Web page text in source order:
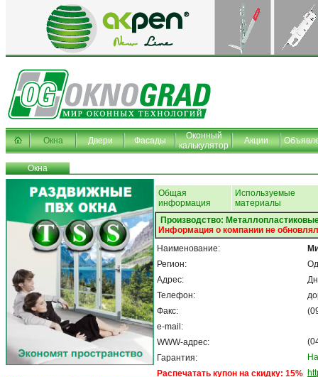
Окна Двери Фасады
Оконный
калькулятор
Акции
Окна
Общая
информация
Используемые
материалы
Производство:
Информация о компании не
Наименование:
Регион:
Адрес:
Телефон:
Факс:
e-mail:
WWW-адрес:
Гарантия:
Распечатать купон на скидку: 15%